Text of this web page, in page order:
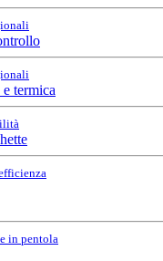
termica
in pentola